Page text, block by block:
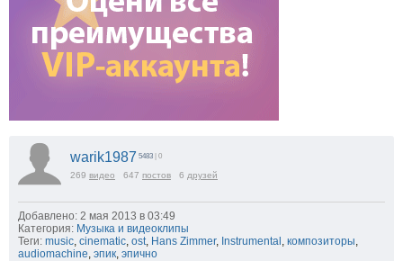
warik1987 5483 | 0
269 видео 647 постов 6 друзей
Добавлено: 2 мая 2013 в 03:49
Категория: Музыка и видеоклипы
Теги: music cinematic ost Hans Zimmer, Instrumental композиторы
audiomachine эпик эпично